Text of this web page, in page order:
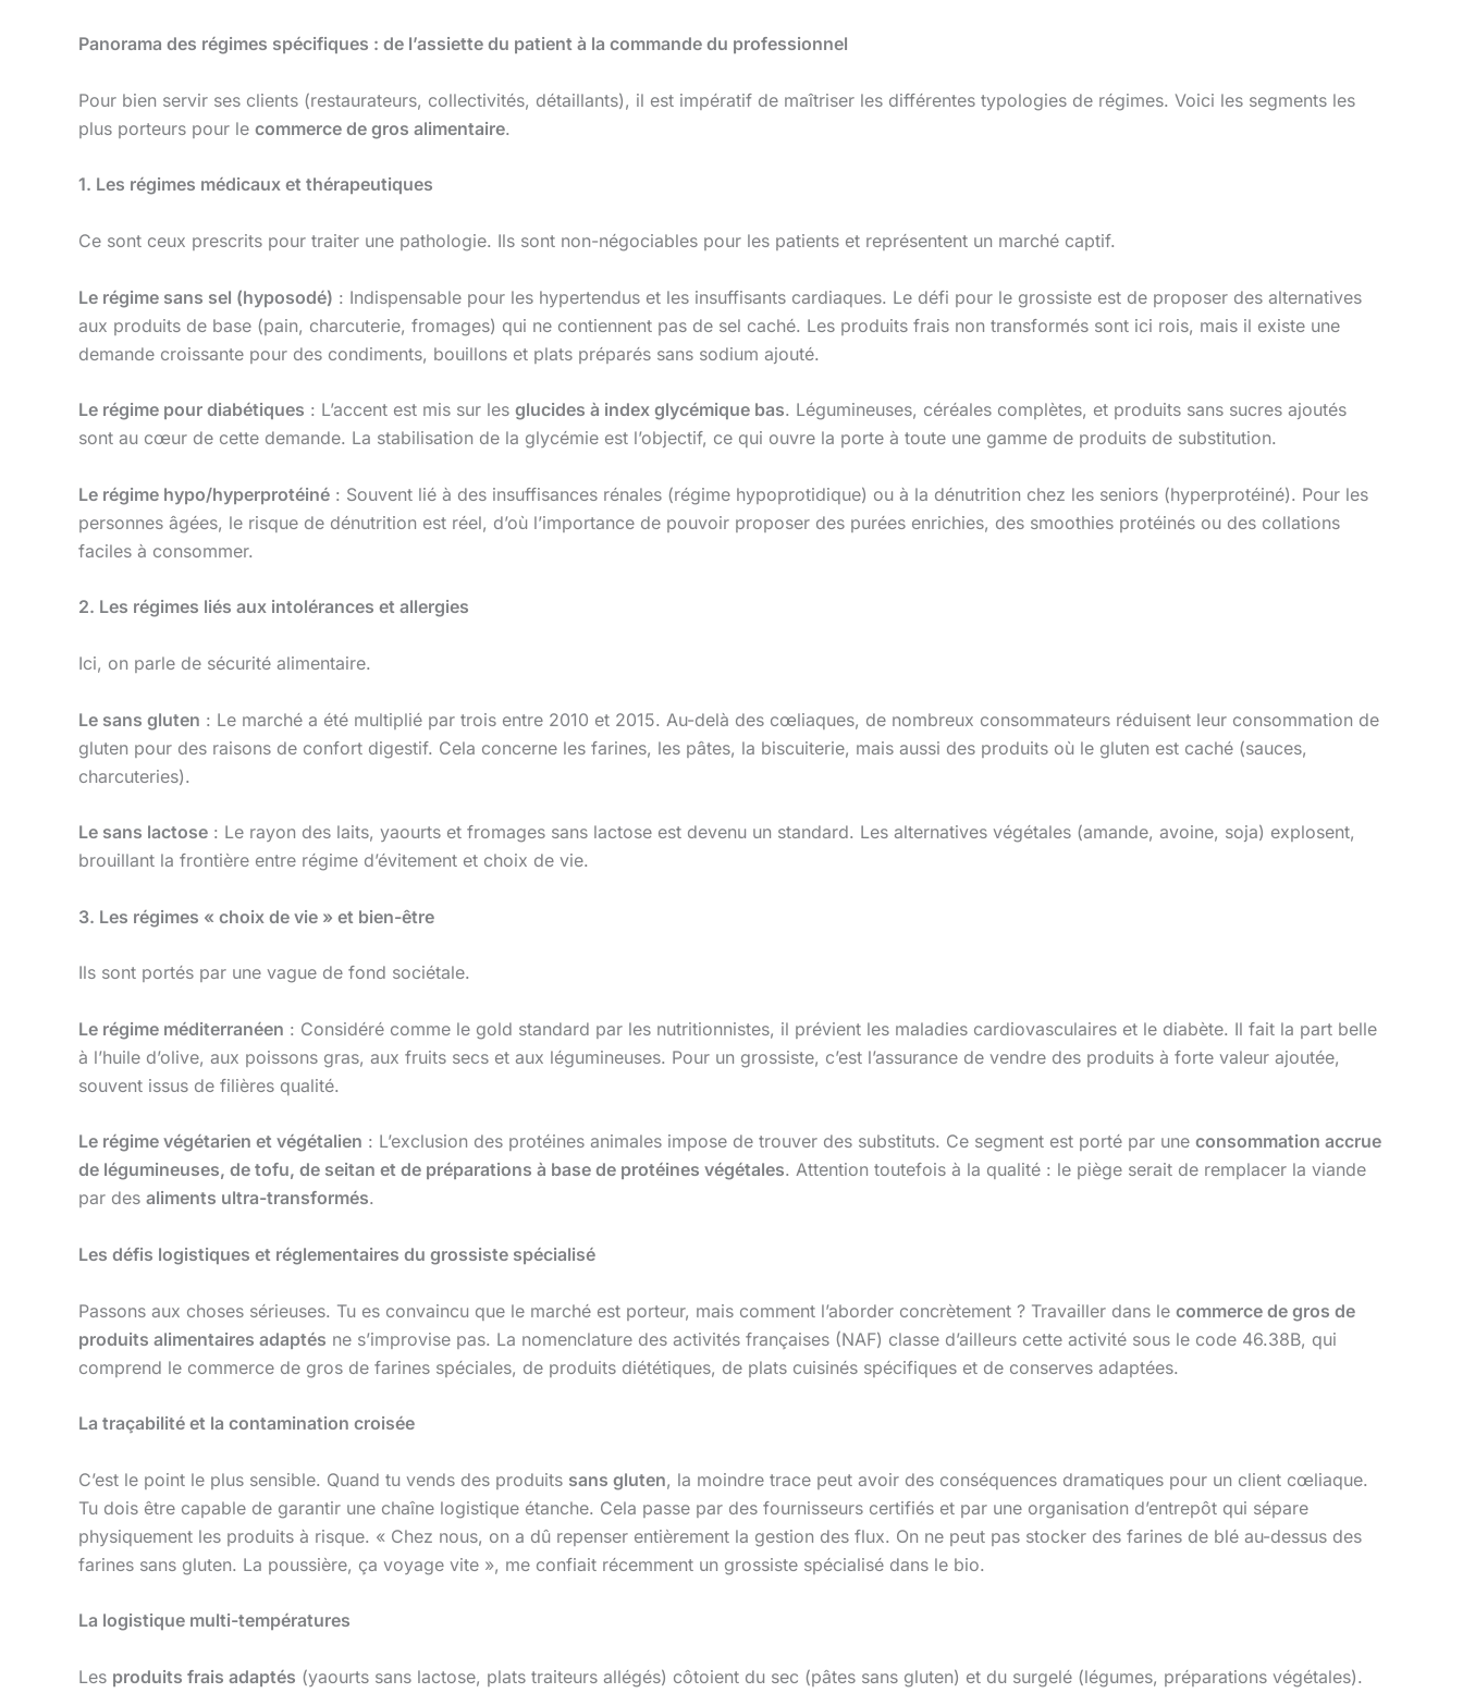
Panorama des régimes spécifiques : de l’assiette du patient à la commande du professionnel
Pour bien servir ses clients (restaurateurs, collectivités, détaillants), il est impératif de maîtriser les différentes typologies de régimes. Voici les segments les
plus porteurs pour le commerce de gros alimentaire.
1. Les régimes médicaux et thérapeutiques
Ce sont ceux prescrits pour traiter une pathologie. Ils sont non-négociables pour les patients et représentent un marché captif.
Le régime sans sel (hyposodé) : Indispensable pour les hypertendus et les insuffisants cardiaques. Le défi pour le grossiste est de proposer des alternatives
aux produits de base (pain, charcuterie, fromages) qui ne contiennent pas de sel caché. Les produits frais non transformés sont ici rois, mais il existe une
demande croissante pour des condiments, bouillons et plats préparés sans sodium ajouté.
Le régime pour diabétiques : L’accent est mis sur les glucides à index glycémique bas. Légumineuses, céréales complètes, et produits sans sucres ajoutés
sont au cœur de cette demande. La stabilisation de la glycémie est l’objectif, ce qui ouvre la porte à toute une gamme de produits de substitution.
Le régime hypo/hyperprotéiné : Souvent lié à des insuffisances rénales (régime hypoprotidique) ou à la dénutrition chez les seniors (hyperprotéiné). Pour les
personnes âgées, le risque de dénutrition est réel, d’où l’importance de pouvoir proposer des purées enrichies, des smoothies protéinés ou des collations
faciles à consommer.
2. Les régimes liés aux intolérances et allergies
Ici, on parle de sécurité alimentaire.
Le sans gluten : Le marché a été multiplié par trois entre 2010 et 2015. Au-delà des cœliaques, de nombreux consommateurs réduisent leur consommation de
gluten pour des raisons de confort digestif. Cela concerne les farines, les pâtes, la biscuiterie, mais aussi des produits où le gluten est caché (sauces,
charcuteries).
Le sans lactose : Le rayon des laits, yaourts et fromages sans lactose est devenu un standard. Les alternatives végétales (amande, avoine, soja) explosent,
brouillant la frontière entre régime d’évitement et choix de vie.
3. Les régimes « choix de vie » et bien-être
Ils sont portés par une vague de fond sociétale.
Le régime méditerranéen : Considéré comme le gold standard par les nutritionnistes, il prévient les maladies cardiovasculaires et le diabète. Il fait la part belle
à l’huile d’olive, aux poissons gras, aux fruits secs et aux légumineuses. Pour un grossiste, c’est l’assurance de vendre des produits à forte valeur ajoutée,
souvent issus de filières qualité.
Le régime végétarien et végétalien : L’exclusion des protéines animales impose de trouver des substituts. Ce segment est porté par une consommation accrue
de légumineuses, de tofu, de seitan et de préparations à base de protéines végétales. Attention toutefois à la qualité : le piège serait de remplacer la viande
par des aliments ultra-transformés.
Les défis logistiques et réglementaires du grossiste spécialisé
Passons aux choses sérieuses. Tu es convaincu que le marché est porteur, mais comment l’aborder concrètement ? Travailler dans le commerce de gros de
produits alimentaires adaptés ne s’improvise pas. La nomenclature des activités françaises (NAF) classe d’ailleurs cette activité sous le code 46.38B, qui
comprend le commerce de gros de farines spéciales, de produits diététiques, de plats cuisinés spécifiques et de conserves adaptées.
La traçabilité et la contamination croisée
C’est le point le plus sensible. Quand tu vends des produits sans gluten, la moindre trace peut avoir des conséquences dramatiques pour un client cœliaque.
Tu dois être capable de garantir une chaîne logistique étanche. Cela passe par des fournisseurs certifiés et par une organisation d’entrepôt qui sépare
physiquement les produits à risque. « Chez nous, on a dû repenser entièrement la gestion des flux. On ne peut pas stocker des farines de blé au-dessus des
farines sans gluten. La poussière, ça voyage vite », me confiait récemment un grossiste spécialisé dans le bio.
La logistique multi-températures
Les produits frais adaptés (yaourts sans lactose, plats traiteurs allégés) côtoient du sec (pâtes sans gluten) et du surgelé (légumes, préparations végétales).